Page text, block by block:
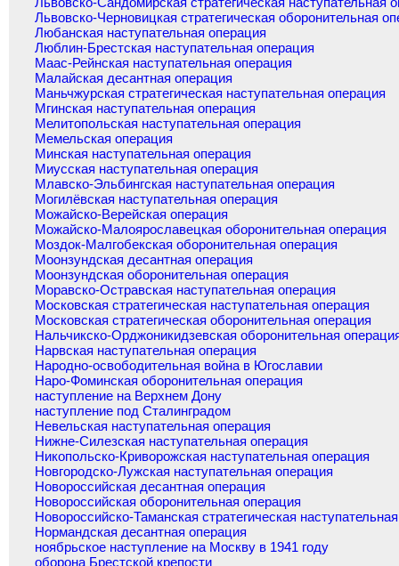
Львовско-Черновицкая стратегическая оборонительная
Любанская наступательная операция
Люблин-Брестская наступательная операция
Маас-Рейнская наступательная операция
Малайская десантная операция
Маньчжурская стратегическая наступательная операция
Мгинская наступательная операция
Мелитопольская наступательная операция
Мемельская операция
Минская наступательная операция
Миусская наступательная операция
Млавско-Эльбингская наступательная операция
Могилёвская наступательная операция
Можайско-Верейская операция
Можайско-Малоярославецкая оборонительная операция
Моздок-Малгобекская оборонительная операция
Моонзундская десантная операция
Моонзундская оборонительная операция
Моравско-Остравская наступательная операция
Московская стратегическая наступательная операция
Московская стратегическая оборонительная операция
Нальчикско-Орджоникидзевская оборонительная
Нарвская наступательная операция
Народно-освободительная война в Югославии
Наро-Фоминская оборонительная операция
наступление на Верхнем Дону
наступление под Сталинградом
Невельская наступательная операция
Нижне-Силезская наступательная операция
Никопольско-Криворожская наступательная операция
Новгородско-Лужская наступательная операция
Новороссийская десантная операция
Новороссийская оборонительная операция
Новороссийско-Таманская стратегическая
Нормандская десантная операция
ноябрьское наступление на Москву в 1941 году
оборона Брестской крепости